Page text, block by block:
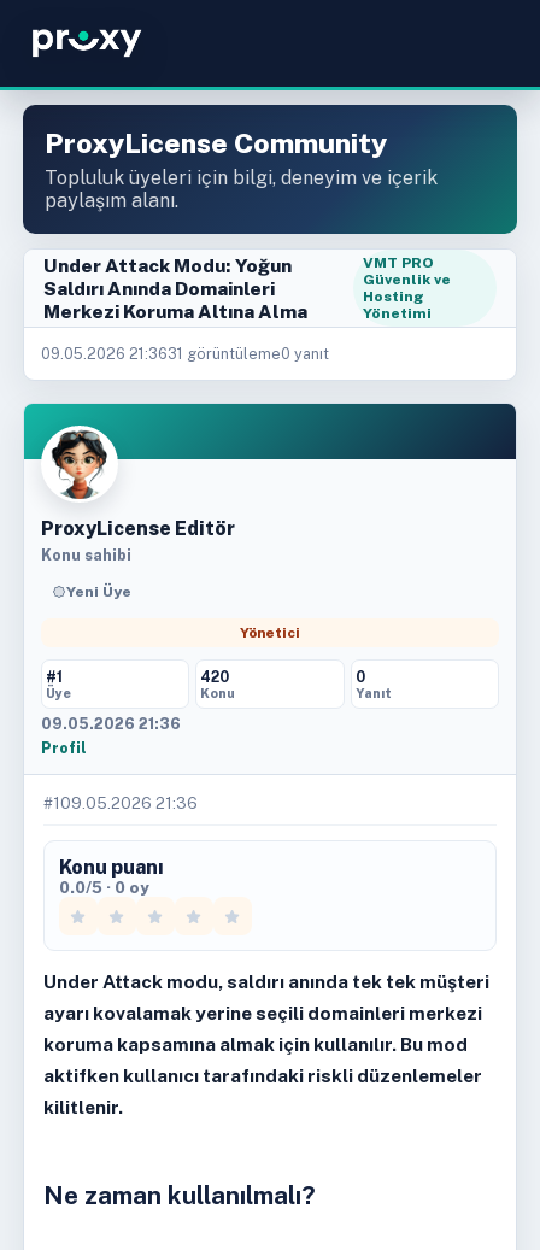
ProxyLicense Community
Topluluk üyeleri için bilgi, deneyim ve içerik
paylaşım alanı.
Under Attack Modu: Yoğun
Saldırı Anında Domainleri
Merkezi Koruma Altına Alma
VMT PRO
Güvenlik ve
Hosting
Yönetimi
09.05.2026 21:3631 görüntüleme0 yanıt
ProxyLicense Editör
Konu sahibi
Yeni Üye
Yönetici
#1
Üye
420
Konu
0
Yanıt
09.05.2026 21:36
Profil
#1 09.05.2026 21:36
Konu puanı
0.0/5 · 0 oy
Under Attack modu, saldırı anında tek tek müşteri
ayarı kovalamak yerine seçili domainleri merkezi
koruma kapsamına almak için kullanılır. Bu mod
aktifken kullanıcı tarafındaki riskli düzenlemeler
kilitlenir.
Ne zaman kullanılmalı?